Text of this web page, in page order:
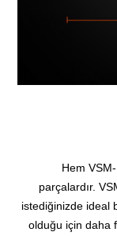
Hem
parçalardır.
istediğinizde ideal
olduğu için daha